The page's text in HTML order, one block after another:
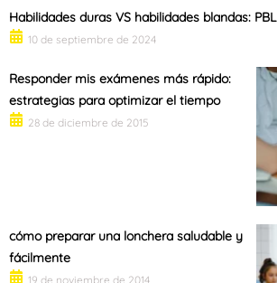
Habilidades duras VS habilidades blandas: PBL
10 de septiembre de 2024
Responder mis exámenes más rápido:
estrategias para optimizar el tiempo
28 de diciembre de 2015
cómo preparar una lonchera saludable y
fácilmente
19 de noviembre de 2014